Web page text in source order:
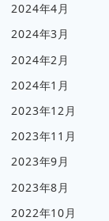
2024年4月
2024年3月
2024年2月
2024年1月
2023年12月
2023年11月
2023年9月
2023年8月
2022年10月